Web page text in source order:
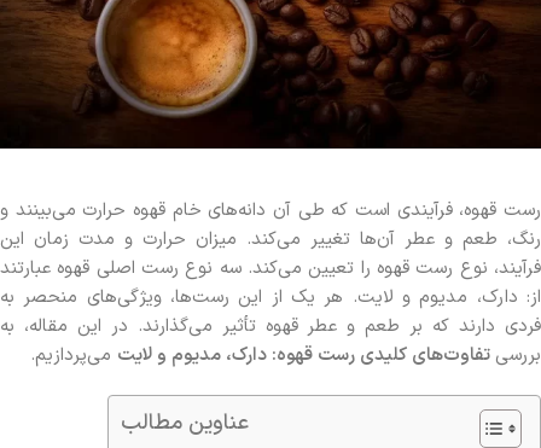
رست قهوه، فرآیندی است که طی آن دانه‌های خام قهوه حرارت می‌بینند و
رنگ، طعم و عطر آن‌ها تغییر می‌کند. میزان حرارت و مدت زمان این
فرآیند، نوع رست قهوه را تعیین می‌کند. سه نوع رست اصلی قهوه عبارتند
از: دارک، مدیوم و لایت. هر یک از این رست‌ها، ویژگی‌های منحصر به
فردی دارند که بر طعم و عطر قهوه تأثیر می‌گذارند. در این مقاله، به
بررسی تفاوت‌های کلیدی رست قهوه: دارک، مدیوم و لایت می‌پردازیم.
عناوین مطالب